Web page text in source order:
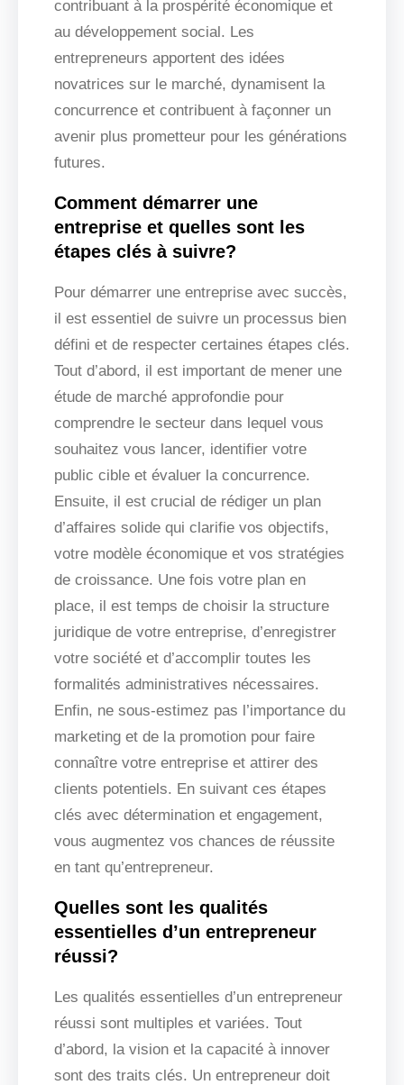
contribuant à la prospérité économique et
au développement social. Les
entrepreneurs apportent des idées
novatrices sur le marché, dynamisent la
concurrence et contribuent à façonner un
avenir plus prometteur pour les générations
futures.
Comment démarrer une
entreprise et quelles sont les
étapes clés à suivre?
Pour démarrer une entreprise avec succès,
il est essentiel de suivre un processus bien
défini et de respecter certaines étapes clés.
Tout d’abord, il est important de mener une
étude de marché approfondie pour
comprendre le secteur dans lequel vous
souhaitez vous lancer, identifier votre
public cible et évaluer la concurrence.
Ensuite, il est crucial de rédiger un plan
d’affaires solide qui clarifie vos objectifs,
votre modèle économique et vos stratégies
de croissance. Une fois votre plan en
place, il est temps de choisir la structure
juridique de votre entreprise, d’enregistrer
votre société et d’accomplir toutes les
formalités administratives nécessaires.
Enfin, ne sous-estimez pas l’importance du
marketing et de la promotion pour faire
connaître votre entreprise et attirer des
clients potentiels. En suivant ces étapes
clés avec détermination et engagement,
vous augmentez vos chances de réussite
en tant qu’entrepreneur.
Quelles sont les qualités
essentielles d’un entrepreneur
réussi?
Les qualités essentielles d’un entrepreneur
réussi sont multiples et variées. Tout
d’abord, la vision et la capacité à innover
sont des traits clés. Un entrepreneur doit